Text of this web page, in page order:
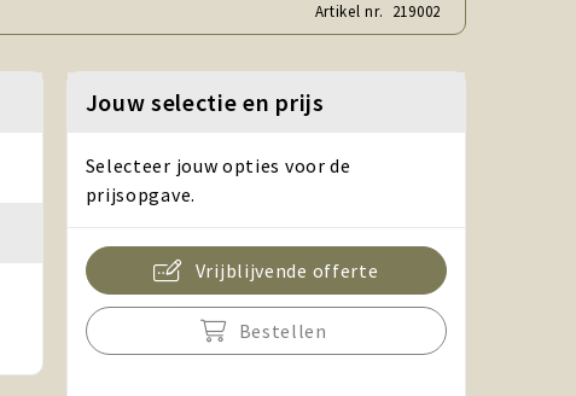
Artikel nr. 219002
Jouw selectie en prijs
Selecteer jouw opties voor de
prijsopgave.
Vrijblijvende offerte
Bestellen